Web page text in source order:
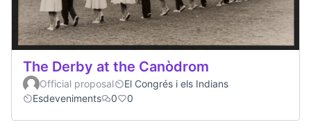
The Derby at the Canòdrom
Official proposal
El Congrés i els Indians
Esdeveniments
0 0